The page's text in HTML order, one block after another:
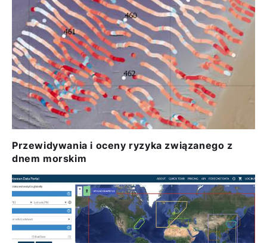
Przewidywania i oceny ryzyka związanego z
dnem morskim